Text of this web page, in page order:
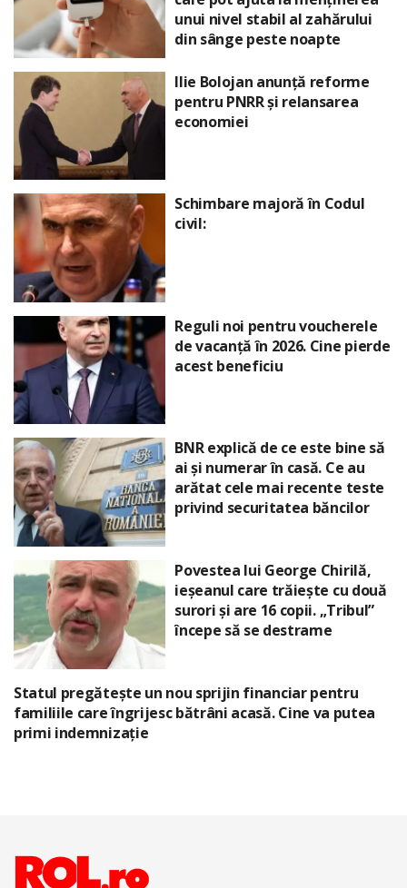
unui nivel stabil al zahărului
din sânge peste noapte
Ilie Bolojan anunță reforme
pentru PNRR și relansarea
economiei
Schimbare majoră în Codul
civil:
Reguli noi pentru voucherele
de vacanță în 2026. Cine pierde
acest beneficiu
BNR explică de ce este bine să
ai și numerar în casă. Ce au
arătat cele mai recente teste
privind securitatea băncilor
Povestea lui George Chirilă,
ieșeanul care trăiește cu două
surori și are 16 copii. „Tribul”
începe să se destrame
Statul pregătește un nou sprijin financiar pentru
familiile care îngrijesc bătrâni acasă. Cine va putea
primi indemnizație